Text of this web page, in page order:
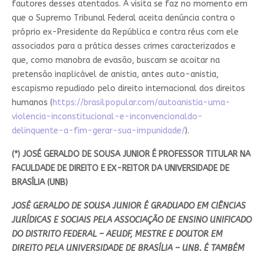
fautores desses atentados. A visita se faz no momento em
que o Supremo Tribunal Federal aceita denúncia contra o
próprio ex-Presidente da República e contra réus com ele
associados para a prática desses crimes caracterizados e
que, como manobra de evasão, buscam se acoitar na
pretensão inaplicável de anistia, antes auto-anistia,
escapismo repudiado pelo direito internacional dos direitos
humanos (https://brasilpopular.com/autoanistia-uma-
violencia-inconstitucional-e-inconvencionaldo-
delinquente-a-fim-gerar-sua-impunidade/).
(*) JOSÉ GERALDO DE SOUSA JUNIOR É PROFESSOR TITULAR NA
FACULDADE DE DIREITO E EX-REITOR DA UNIVERSIDADE DE
BRASÍLIA (UNB)
JOSÉ GERALDO DE SOUSA JUNIOR É GRADUADO EM CIÊNCIAS
JURÍDICAS E SOCIAIS PELA ASSOCIAÇÃO DE ENSINO UNIFICADO
DO DISTRITO FEDERAL – AEUDF, MESTRE E DOUTOR EM
DIREITO PELA UNIVERSIDADE DE BRASÍLIA – UNB. É TAMBÉM